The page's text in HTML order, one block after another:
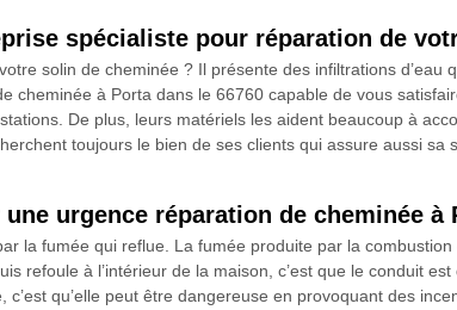
spécialiste pour réparation de
solin de cheminée ? Il présente des infiltrations d’eau
cheminée à Porta dans le 66760 capable de vous
De plus, leurs matériels les aident beaucoup à
toujours le bien de ses clients qui assure aussi
urgence réparation de cheminée à
la fumée qui reflue. La fumée produite par la
refoule à l’intérieur de la maison, c’est que le conduit
qu’elle peut être dangereuse en provoquant des